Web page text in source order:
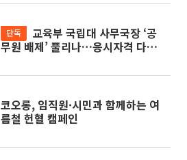
단독
무원 배제’ 풀리나…응시자격 다시
코오롱, 임직원·시민과 함께하는 여
름철 헌혈 캠페인